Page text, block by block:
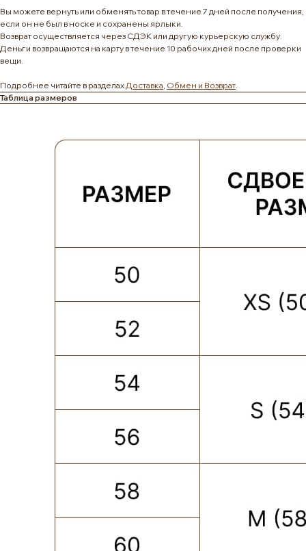
Вы можете вернуть или обменять товар в течение 7 дней после получения,
если он не был в носке и сохранены ярлыки.
Возврат осуществляется через СДЭК или другую курьерскую службу.
Деньги возвращаются на карту в течение 10 рабочих дней после проверки
вещи.
Подробнее читайте в разделах Доставка Обмен и Возврат.
Таблица размеров